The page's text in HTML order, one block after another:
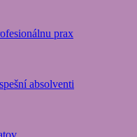
prax
absolventi